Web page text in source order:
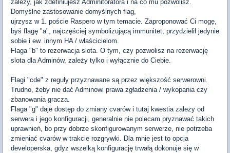
zależy, jak zdefiniujesz Adminitoratora i na co mu pozwolisz.
Domyślne zastosowanie domyślnych flag,
ujrzysz w 1. poście Raspero w tym temacie. Zaproponować Ci mogę,
byś flagę "a", najczęściej symbolizującą immunitet, przydzielił jedynie
sobie i ew. innym HA / właścicielom.
Flaga "b" to rezerwacja slota. O tym, czy pozwolisz na rezerwację
slota dla Adminów, zależy tylko i wyłącznie do Ciebie.
Flagi "cde" z reguły przyznawane są przez większość serwerowni.
Trudno, żeby nie dać Adminowi prawa zgładzenia / wykopania czy
zbanowania gracza.
Flaga "g" daje dostęp do zmiany cvarów i tutaj kwestia zależy od
serwera i jego konfiguracji, generalnie nie polecam pryznawać takich
uprawnień, bo przy dobrze skonfigurowanym serwerze, nie potrzeba
zmieniać cvarów w trakcie rozgrywki. Dla mnie jest to opcja
developerska, gdyż wszelką konfigurację trwałą dokonuje się w